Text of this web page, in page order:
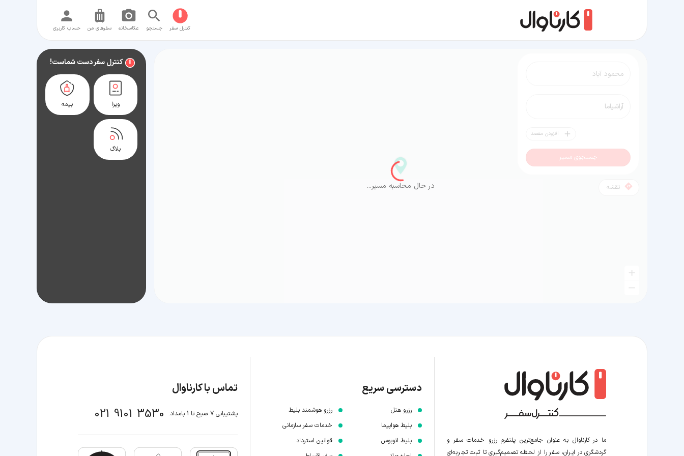
کنترل سفر جستجو عکاسخانه سفر‌های من حساب کاربری
افزودن مقصد
جستجوی مسیر
نقشه در حال محاسبه مسیر...
کنترل سفر دست شماست!
ویزا بیمه
بلاگ
ما در کارناوال به عنوان جامع‌ترین پلتفرم رزرو خدمات سفر و
گردشگری در ایران، سفر را از لحظه‌ تصمیم‌گیری تا ثبت تجربه‌ای
دسترسی سریع
رزرو هتل
بلیط هواپیما
بلیط اتوبوس
رزرو هوشمند بلیط
خدمات سفر سازمانی
قوانین استرداد
تماس با کارناوال
پشتیبانی 7 صبح تا 1 بامداد: 021 9101 3530